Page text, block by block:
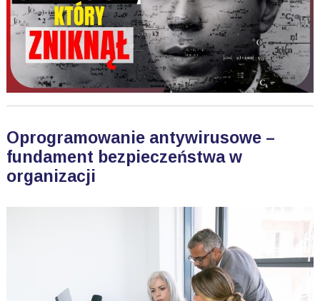
Oprogramowanie antywirusowe –
fundament bezpieczeństwa w
organizacji